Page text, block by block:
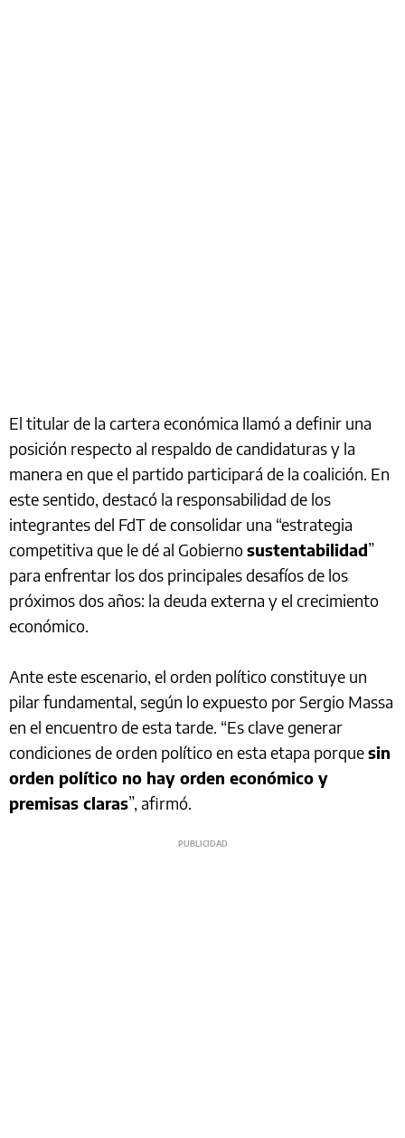
El titular de la cartera económica llamó a definir una
posición respecto al respaldo de candidaturas y la
manera en que el partido participará de la coalición. En
este sentido, destacó la responsabilidad de los
integrantes del FdT de consolidar una “estrategia
competitiva que le dé al Gobiernosustentabilidad”
para enfrentar los dos principales desafíos de los
próximos dos años: la deuda externa y el crecimiento
económico.
Ante este escenario, el orden político constituye un
pilar fundamental, según lo expuesto por Sergio Massa
en el encuentro de esta tarde. “Es clave generar
condiciones de orden político en esta etapa porquesin
orden político no hay orden económico y
premisas claras”, afirmó.